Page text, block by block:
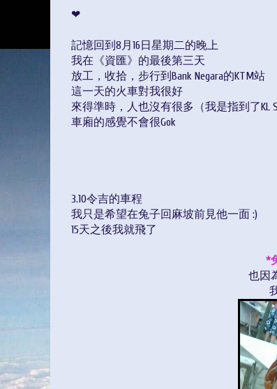
❤
記憶回到8月16日星期二的晚上
我在《資匯》的最後第三天
放工，收拾，步行到Bank Negara的KTM站
這一天的火車對我很好
來得準時，人也沒有很多（我是指到了KL
車廂的感覺不會很Gok
3.10令吉的車程
我只是希望在兔子回麻坡前見他一面 :)
15天之後我就飛了
*
也因